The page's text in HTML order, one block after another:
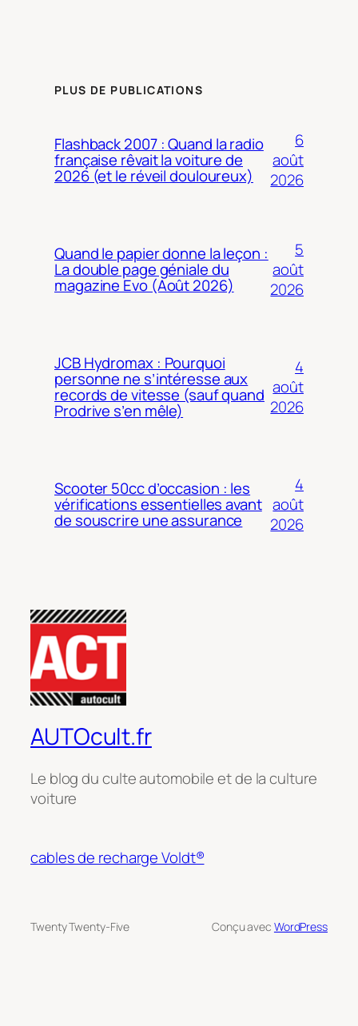
PLUS DE PUBLICATIONS
Flashback 2007 : Quand la radio
française rêvait la voiture de
2026 (et le réveil douloureux)
6
août
2026
Quand le papier donne la leçon :
La double page géniale du
magazine Evo (Août 2026)
5
août
2026
JCB Hydromax : Pourquoi
personne ne s’intéresse aux
records de vitesse (sauf quand
Prodrive s’en mêle)
4
août
2026
Scooter 50cc d’occasion : les
vérifications essentielles avant
de souscrire une assurance
4
août
2026
AUTOcult.fr
Le blog du culte automobile et de la culture
voiture
cables de recharge Voldt®
Twenty Twenty-Five Conçu avec WordPress